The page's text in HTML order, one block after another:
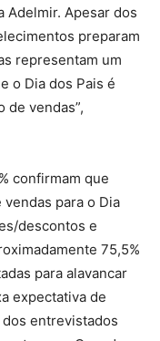
Adelmir. Apesar dos
preparam
representam um
o Dia dos Pais é
vendas”,
confirmam que
para o Dia
descontos e
75,5%
para alavancar
expectativa de
dos entrevistados